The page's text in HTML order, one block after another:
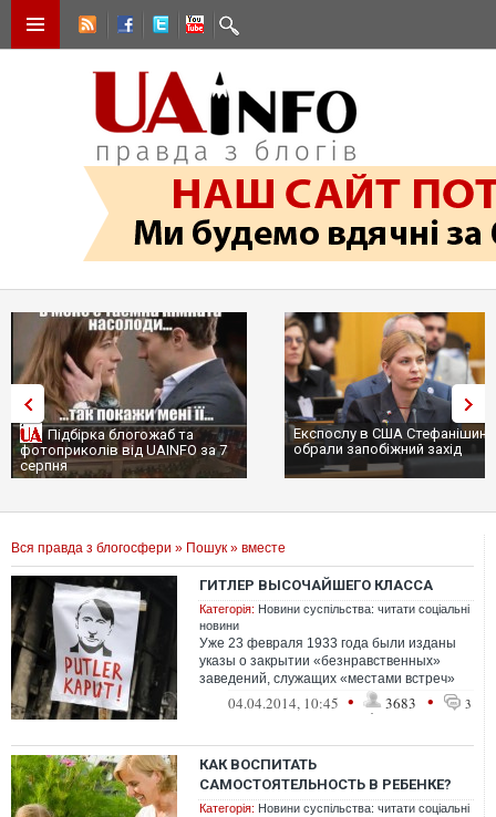
Підбірка блогожаб та
фотоприколів від UAINFO за 7
серпня
Експослу в США
обрали запобіжний захід
Вся правда з блогосфери » Пошук » вместе
ГИТЛЕР ВЫСОЧАЙШЕГО КЛАССА
Категорія: Новини суспільства: читати соціальні
новини
Уже 23 февраля 1933 года были изданы
указы о закрытии «безнравственных»
заведений, служащих «местами встреч»
людей, «пре...
04.04.2014, 10:45 • 3683 • 3
КАК ВОСПИТАТЬ
САМОСТОЯТЕЛЬНОСТЬ В РЕБЕНКЕ?
Категорія: Новини суспільства: читати соціальні